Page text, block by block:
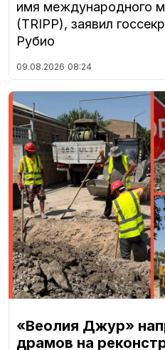
имя международного
(TRIPP), заявил
Рубио
09.08.2026 08:24
«Веолия Джур»
драмов на